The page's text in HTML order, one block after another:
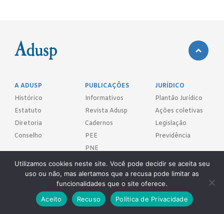
A ADUSP
Histórico
Estatuto
Diretoria
Conselho
PUBLICAÇÕES
Informativos
Revista Adusp
Cadernos
PEE
PNE
JURÍDICO
Plantão Jurídico
Ações coletivas
Legislação
Previdência
FILIE-SE!
Utilizamos cookies neste site. Você pode decidir se aceita seu
uso ou não, mas alertamos que a recusa pode limitar as
funcionalidades que o site oferece.
Aceito
Recuso Politica de Privacidade